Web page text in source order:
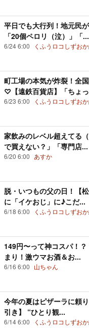
平日でも大行列！地元民
「20個ペロリ（泣）」「...
6/24 6:00 くふうロコしずお
町工場の本気が炸裂！全
♡【遠鉄百貨店】「ちょ
6/23 6:00 くふうロコしずお
家飲みのレベル超えてる
で買えない？」「専門店...
6/20 6:00 あすか
脱・いつもの父の日！【
に「イケおじ」に♪こだ...
6/18 6:00 くふうロコしずお
149円〜って神コスパ！
まり！激ウマお酒＆お...
6/16 6:00 山ちゃん
今年の夏はピザーラに頼
引き】 “ひとり観...
6/14 6:00 くふうロコしずお